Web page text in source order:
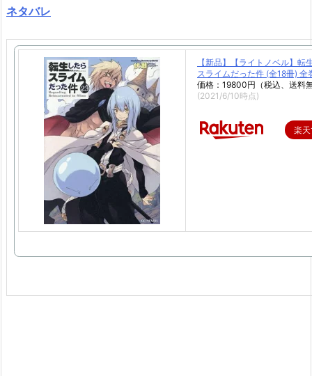
ネタバレ
【新品】【ライトノベル】転
スライムだった件 (全18冊) 全
価格：19800円（税込、送料
(2021/6/10時点)
楽